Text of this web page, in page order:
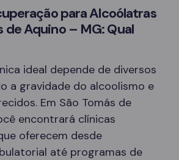
para Alcoólatras
de Aquino – MG: Qual
ideal depende de diversos
a gravidade do alcoolismo e
Em São Tomás de
encontrará clínicas
oferecem desde
até programas de